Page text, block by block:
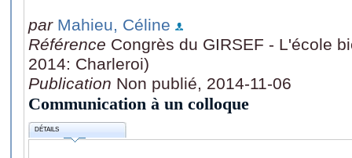
par Mahieu, Céline
Référence Congrès du GIRSEF - L'école
2014: Charleroi)
Publication Non publié, 2014-11-06
Communication à un colloque
DÉTAILS